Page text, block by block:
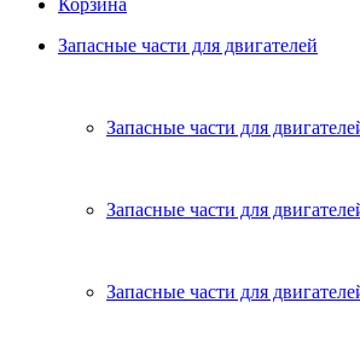
Корзина
Запасные части для двигателей
Запасные части для
Запасные части для
Запасные части для